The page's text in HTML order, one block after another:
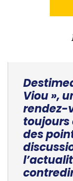
Viou »,
rendez-
toujours
des